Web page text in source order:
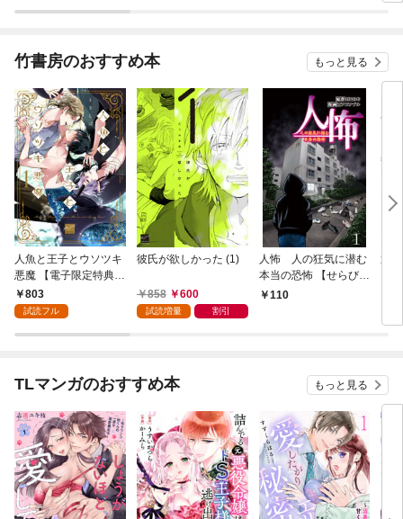
竹書房のおすすめ本 もっと見る
人魚と王子とウソツキ
悪魔 【電子限定特典付
き】(1)
803
試読フル
彼氏が欲しかった (1)
858 600
試読増量 割引
人怖 人の狂気に潜む
本当の恐怖 【せらびぃ
連載版】１
110
運
TLマンガのおすすめ本 もっと見る